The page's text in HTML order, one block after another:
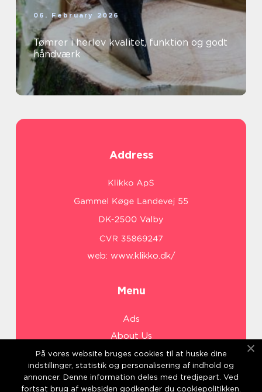
06. February 2026
Tømrer i herlev kvalitet, funktion og godt
håndværk
Address
web: www.klikko.dk/
Menu
Ads
About Us
Cookies
Contact
Sitemap
På vores website bruges cookies til at huske dine
indstillinger, statistik og personalisering af indhold og
annoncer. Denne information deles med tredjepart. Ved
fortsat brug af websiden godkender du cookiepolitikken.